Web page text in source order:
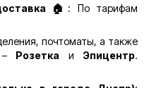
🏠 : По тарифам
почтоматы, а также
– Розетка и Эпицентр.